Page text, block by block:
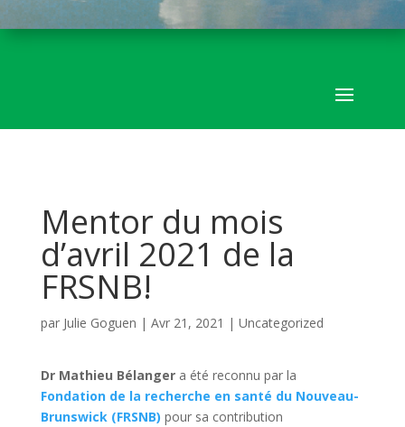
Mentor du mois
d’avril 2021 de la
FRSNB!
par Julie Goguen | Avr 21, 2021 | Uncategorized
Dr Mathieu Bélangera été reconnu par la
Fondation de la recherche en santé du Nouveau-
Brunswick (FRSNB) pour sa contribution